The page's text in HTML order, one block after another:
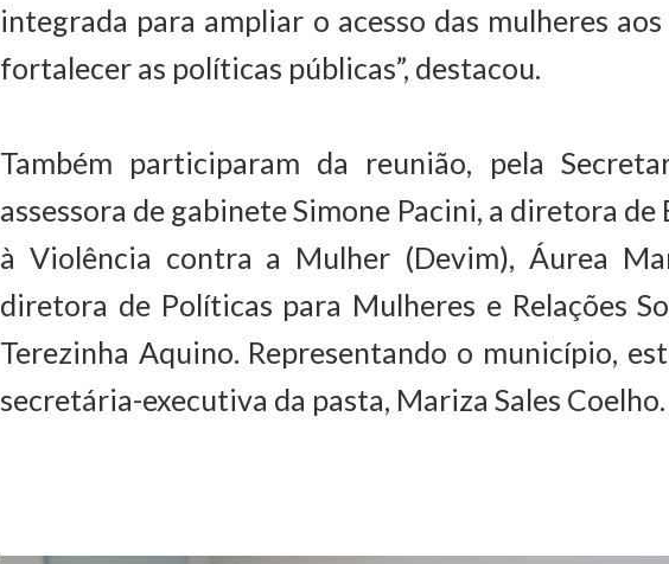
integrada para ampliar o acesso das mulheres
fortalecer as políticas públicas”, destacou.
Também participaram da reunião, pela
assessora de gabinete Simone Pacini, a diretora
à Violência contra a Mulher (Devim), Áurea
diretora de Políticas para Mulheres e Relações
Terezinha Aquino. Representando o município,
secretária-executiva da pasta, Mariza Sales Coelho.